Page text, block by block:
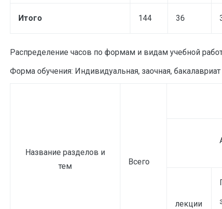
Итого 144 36
Распределение часов по формам и видам учебной
Форма обучения: Индивидуальная, заочная, бакалавриат
Название разделов и
тем
Всего
лекции